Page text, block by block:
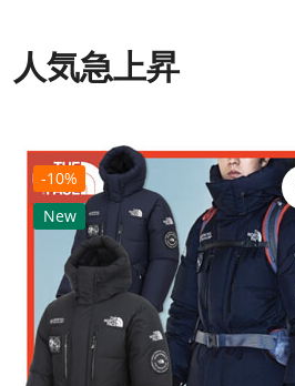
人気急上昇
-10%
New